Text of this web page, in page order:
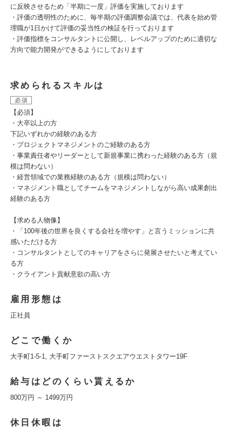
に反映させるため「半期に一度」評価を実施しております
・評価の透明性のために、毎半期の評価調整会議では、代表を始め管
理職が1日かけて評価の妥当性の検証を行っております
・評価指標をコンサルタントに公開し、レベルアップのために適切な
方向で能力開発ができるようにしております
求められるスキルは
必須
【必須】
・大卒以上の方
下記いずれかの経験のある方
・プロジェクトマネジメントのご経験のある方
・事業責任者やリーダーとして新規事業に携わった経験のある方（規
模は問わない）
・経営領域での業務経験のある方（規模は問わない）
・マネジメント職としてチームをマネジメントしながら高い成果創出
経験のある方
【求める人物像】
・「100年後の世界を良くする会社を増やす」と言うミッションに共
感いただける方
・コンサルタントとしてのキャリアをさらに発展させたいと考えてい
る方
・クライアント貢献意欲の高い方
雇用形態は
正社員
どこで働くか
大手町1-5-1, 大手町ファーストスクエアウエストタワー19F
給与はどのくらい貰えるか
800万円 ～ 1499万円
休日休暇は